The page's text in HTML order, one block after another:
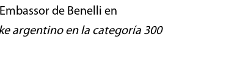
de Benelli en
argentino en la categoría 300